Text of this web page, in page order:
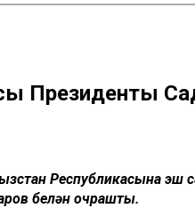
Президенты
Республикасына эш
белән очрашты.